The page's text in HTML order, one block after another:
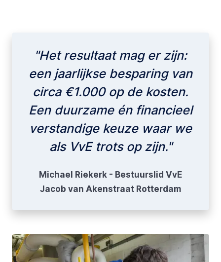
"Het resultaat mag er zijn:
een jaarlijkse besparing van
circa €1.000 op de kosten.
Een duurzame én financieel
verstandige keuze waar we
als VvE trots op zijn."
Michael Riekerk - Bestuurslid VvE
Jacob van Akenstraat Rotterdam